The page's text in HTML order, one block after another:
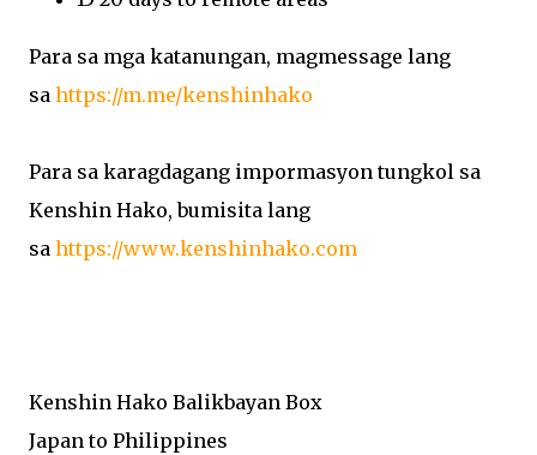
Para sa mga katanungan, magmessage lang
sa https://m.me/kenshinhako
Para sa karagdagang impormasyon tungkol sa
Kenshin Hako, bumisita lang
sa https://www.kenshinhako.com
Kenshin Hako Balikbayan Box
Japan to Philippines